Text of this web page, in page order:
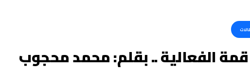
الفعالية .. بقلم: محمد محجوب